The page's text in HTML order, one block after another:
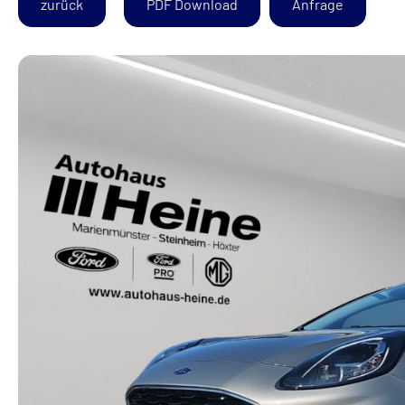
zurück PDF Download Anfrage